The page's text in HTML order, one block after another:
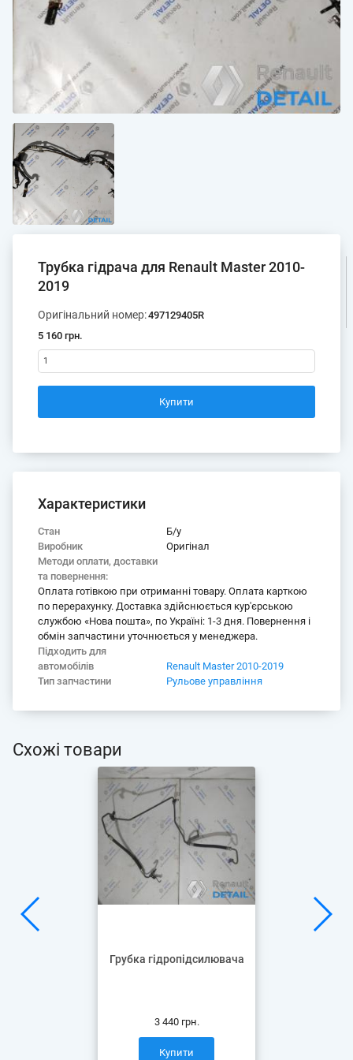
Трубка гідрача для Renault Master 2010-
2019
Оригінальний номер:497129405R
5 160 грн.
Range
Характеристики
Стан
Б/у
Виробник
Оригінал
Методи оплати, доставки
та повернення:
Оплата готівкою при отриманні товару. Оплата карткою
по перерахунку. Доставка здійснюється кур'єрською
службою «Нова пошта», по Україні: 1-3 дня. Повернення і
обмін запчастини уточнюється у менеджера.
Підходить для
автомобілів
Renault Master 2010-2019
Тип запчастини
Рульове управління
Схожі товари
Грубка гідропідсилювача
3 440 грн.